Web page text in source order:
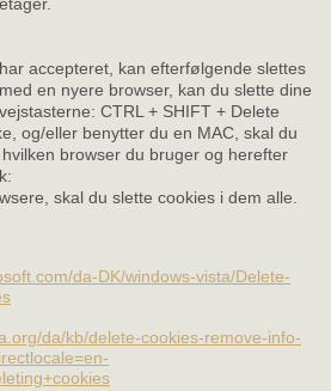
accepteret, kan efterfølgende slettes
en nyere browser, kan du slette dine
CTRL + SHIFT + Delete
og/eller benytter du en MAC, skal du
browser du bruger og herefter
skal du slette cookies i dem alle.
da-DK/windows-vista/Delete-
da/kb/delete-cookies-remove-info-